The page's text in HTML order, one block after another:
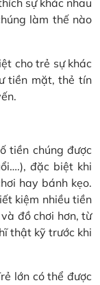
sự khác nhau
làm thế nào
cho trẻ sự khác
tiền mặt, thẻ tín
tiền chúng được
đặc biệt khi
hay bánh kẹo.
kiệm nhiều tiền
đồ chơi hơn, từ
thật kỹ trước khi
lớn có thể được